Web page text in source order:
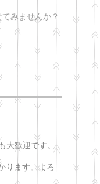
みませんか？
大歓迎です。
ります。よろ